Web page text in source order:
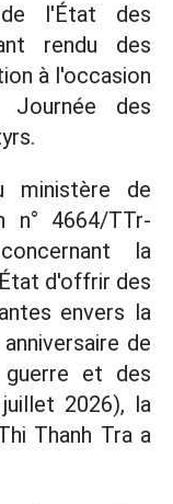
de l'État des
rendu des
à l'occasion
des
ministère de
n° 4664/TTr-
la
d'offrir des
envers la
de
et des
2026), la
Thanh Tra a